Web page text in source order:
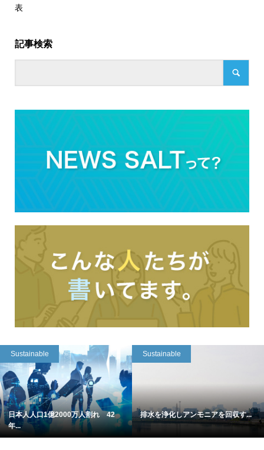
表
記事検索
Sustainable
日本人人口1億2000万人割れ 42
年...
Sustainable
排水を浄化しアンモニアを回収す...